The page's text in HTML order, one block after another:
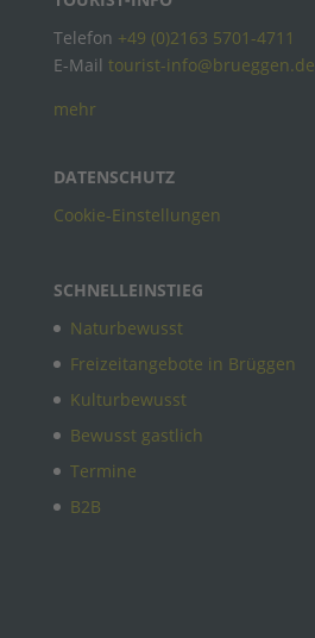
Telefon +49 (0)2163 5701-4711
E-Mail tourist-info@brueggen.de
mehr
DATENSCHUTZ
Cookie-Einstellungen
SCHNELLEINSTIEG
Naturbewusst
Freizeitangebote in Brüggen
Kulturbewusst
Bewusst gastlich
Termine
B2B